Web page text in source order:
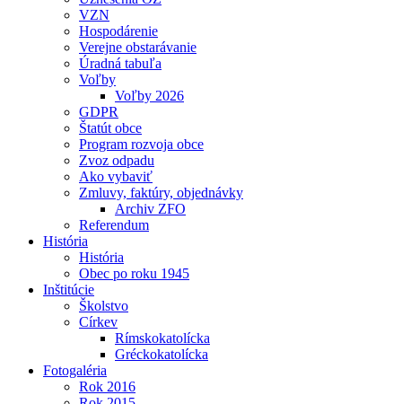
VZN
Hospodárenie
Verejne obstarávanie
Úradná tabuľa
Voľby
Voľby 2026
GDPR
Štatút obce
Program rozvoja obce
Zvoz odpadu
Ako vybaviť
Zmluvy, faktúry, objednávky
Archiv ZFO
Referendum
História
História
Obec po roku 1945
Inštitúcie
Školstvo
Církev
Rímskokatolícka
Gréckokatolícka
Fotogaléria
Rok 2016